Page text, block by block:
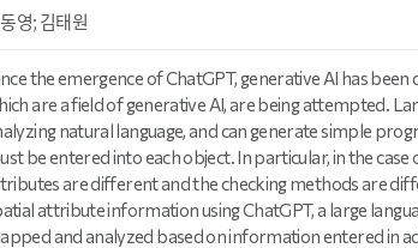
영; 김태원
the emergence of ChatGPT, generative AI has
are a field of generative AI, are being attempted.
natural language, and can generate simple
be entered into each object. In particular, in the
are different and the checking methods are
attribute information using ChatGPT, a large
and analyzed based on information entered in